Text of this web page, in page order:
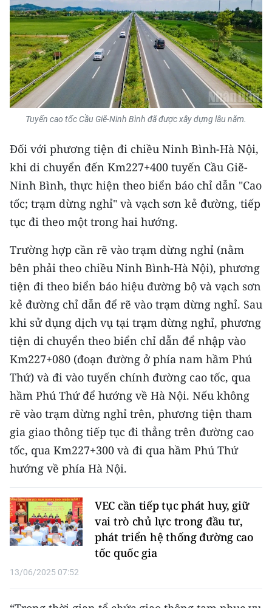
Ảnh
Infographic
TIN MỚI
TIN ĐỊA PHƯƠNG
Đồng bằng sông Hồng
Bắc Trung Bộ
Duyên hải Nam Trung Bộ và Tây
Nguyên
Đông Nam Bộ
Đồng bằng sông Cửu Long
Chuyên trang Hà Nội
Chuyên trang TP. Hồ Chí Minh
CHUYÊN ĐỀ
CÁC CHUYÊN TRANG
VỀ BÁO NHÂN DÂN
THỜI NAY
NHÂN DÂN HẰNG THÁNG
MUA BÁO
ĐỌC BÁO IN
Tuyến cao tốc Cầu Giẽ-Ninh Bình đã được xây dựng lâu năm.
Đối với phương tiện đi chiều Ninh Bình-Hà Nội,
khi di chuyển đến Km227+400 tuyến Cầu Giẽ-
Ninh Bình, thực hiện theo biển báo chỉ dẫn "Cao
tốc; trạm dừng nghỉ" và vạch sơn kẻ đường, tiếp
tục đi theo một trong hai hướng.
Trường hợp cần rẽ vào trạm dừng nghỉ (nằm
bên phải theo chiều Ninh Bình-Hà Nội), phương
tiện đi theo biển báo hiệu đường bộ và vạch sơn
kẻ đường chỉ dẫn để rẽ vào trạm dừng nghỉ. Sau
khi sử dụng dịch vụ tại trạm dừng nghỉ, phương
tiện di chuyển theo biển chỉ dẫn để nhập vào
Km227+080 (đoạn đường ở phía nam hầm Phú
Thứ) và đi vào tuyến chính đường cao tốc, qua
hầm Phú Thứ để hướng về Hà Nội. Nếu không
rẽ vào trạm dừng nghỉ trên, phương tiện tham
gia giao thông tiếp tục đi thẳng trên đường cao
tốc, qua Km227+300 và đi qua hầm Phú Thứ
hướng về phía Hà Nội.
VEC cần tiếp tục phát huy, giữ
vai trò chủ lực trong đầu tư,
phát triển hệ thống đường cao
tốc quốc gia
13/06/2025 07:52